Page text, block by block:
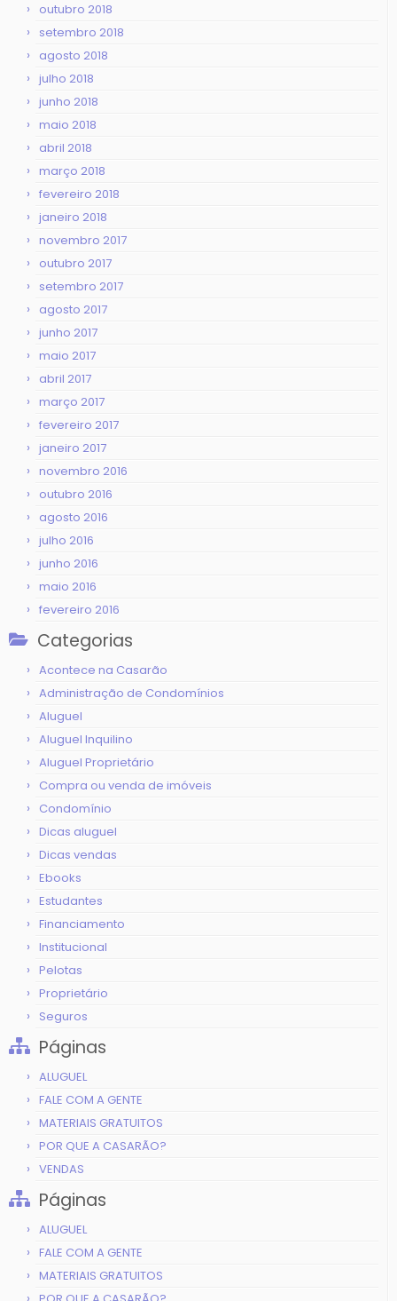
outubro 2018
setembro 2018
agosto 2018
julho 2018
junho 2018
maio 2018
abril 2018
março 2018
fevereiro 2018
janeiro 2018
novembro 2017
outubro 2017
setembro 2017
agosto 2017
junho 2017
maio 2017
abril 2017
março 2017
fevereiro 2017
janeiro 2017
novembro 2016
outubro 2016
agosto 2016
julho 2016
junho 2016
maio 2016
fevereiro 2016
Categorias
Acontece na Casarão
Administração de Condomínios
Aluguel
Aluguel Inquilino
Aluguel Proprietário
Compra ou venda de imóveis
Condomínio
Dicas aluguel
Dicas vendas
Ebooks
Estudantes
Financiamento
Institucional
Pelotas
Proprietário
Seguros
Páginas
ALUGUEL
FALE COM A GENTE
MATERIAIS GRATUITOS
POR QUE A CASARÃO?
VENDAS
Páginas
ALUGUEL
FALE COM A GENTE
MATERIAIS GRATUITOS